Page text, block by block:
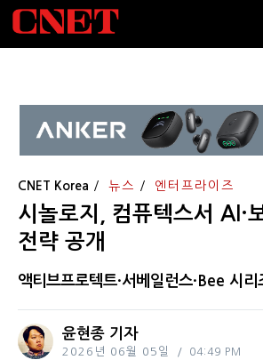
CNET Korea 뉴스 엔터프라이즈
시놀로지, 컴퓨텍스서 AI·
전략 공개
액티브프로텍트·서베일런스·Bee 시리
윤현종 기자
2026년 06월 05일 04:49 PM